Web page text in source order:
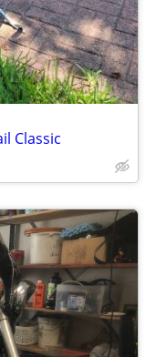
Classic